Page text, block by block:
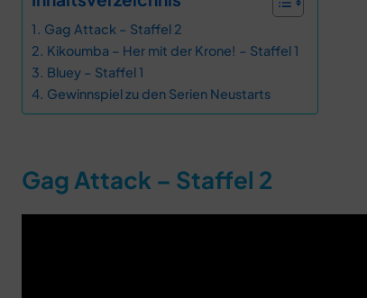
Gag Attack – Staffel 2
Kikoumba – Her mit der Krone! – Staffel 1
Bluey – Staffel 1
Gewinnspiel zu den Serien Neustarts
Gag Attack – Staffel 2